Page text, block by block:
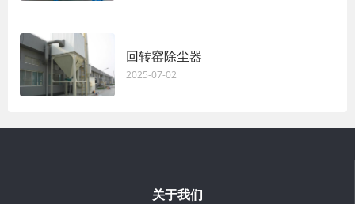
回转窑除尘器
2025-07-02
关于我们